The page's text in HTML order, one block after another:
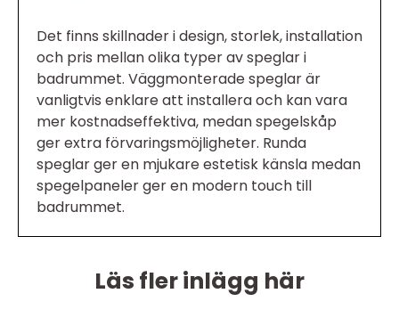
Det finns skillnader i design, storlek, installation
och pris mellan olika typer av speglar i
badrummet. Väggmonterade speglar är
vanligtvis enklare att installera och kan vara
mer kostnadseffektiva, medan spegelskåp
ger extra förvaringsmöjligheter. Runda
speglar ger en mjukare estetisk känsla medan
spegelpaneler ger en modern touch till
badrummet.
Läs fler inlägg här